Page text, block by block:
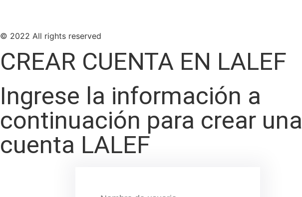
© 2022 All rights reserved
CREAR CUENTA EN LALEF
Ingrese la información a
continuación para crear una
cuenta LALEF